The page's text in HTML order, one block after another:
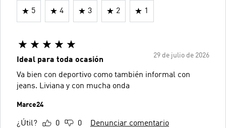
5 4 3 2 1
29 de julio de 2026
Ideal para toda ocasión
Va bien con deportivo como también informal con
jeans. Liviana y con mucha onda
Marce24
¿Útil? 0 0 Denunciar comentario